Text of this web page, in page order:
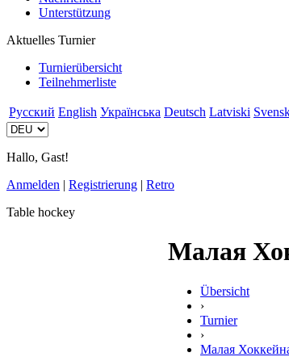
Unterstützung
Aktuelles Turnier
Turnierübersicht
Teilnehmerliste
Русский English Українська Deutsch Latviski
Hallo, Gast!
Anmelden | Registrierung | Retro
Table hockey
Малая
Übersicht
›
Turnier
›
Малая